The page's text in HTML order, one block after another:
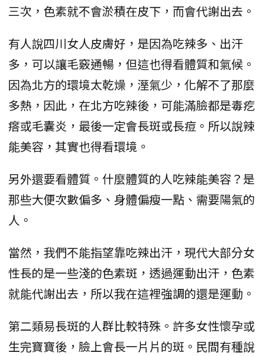
三次，色素就不會淤積在皮下，而會代謝出去。
有人說四川女人皮膚好，是因為吃辣多、出汗
多，可以讓毛竅通暢，但這也得看體質和氣候。
因為北方的環境太乾燥，溼氣少，化解不了那麼
多熱，因此，在北方吃辣後，可能滿臉都是毒疙
瘩或毛囊炎，最後一定會長斑或長痘。所以說辣
能美容，其實也得看環境。
另外還要看體質。什麼體質的人吃辣能美容？是
那些大便次數偏多、身體偏瘦一點、需要陽氣的
人。
當然，我們不能指望靠吃辣出汗，現代大部分女
性長的是一些淺的色素斑，透過運動出汗，色素
就能代謝出去，所以我在這裡強調的還是運動。
第二類易長斑的人群比較特殊。許多女性懷孕或
生完寶寶後，臉上會長一片片的斑。民間有種說